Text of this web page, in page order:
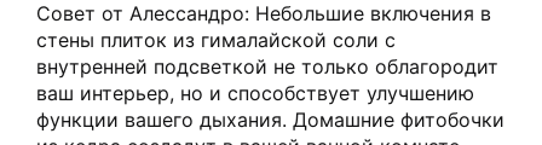
Совет от Алессандро: Небольшие включения в
стены плиток из гималайской соли с
внутренней подсветкой не только облагородит
ваш интерьер, но и способствует улучшению
функции вашего дыхания. Домашние фитобочки